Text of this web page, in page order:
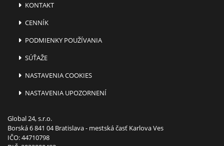
KONTAKT
CENNÍK
PODMIENKY POUŽÍVANIA
SÚŤAŽE
NASTAVENIA COOKIES
NASTAVENIA UPOZORNENÍ
Global 24, s.r.o.
Borská 6 841 04 Bratislava - mestská časť Karlova Ves
IČO: 44710798